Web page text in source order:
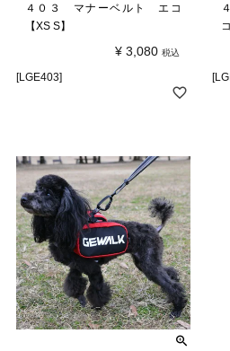
４０３ マナーベルト エコ
【XS S】
¥ 3,080 税込
[LGE403]